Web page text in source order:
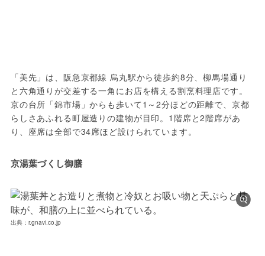
「美先」は、阪急京都線 烏丸駅から徒歩約8分、柳馬場通り
と六角通りが交差する一角にお店を構える割烹料理店です。
京の台所「錦市場」からも歩いて1～2分ほどの距離で、京都
らしさあふれる町屋造りの建物が目印。1階席と2階席があ
り、座席は全部で34席ほど設けられています。
京湯葉づくし御膳
出典：r.gnavi.co.jp